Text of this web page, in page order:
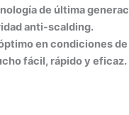
de última
anti-scalding.
en condiciones
fácil, rápido y eficaz.